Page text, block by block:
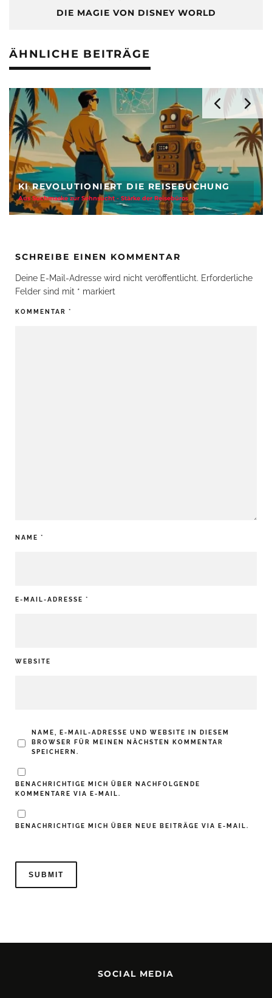
DIE MAGIE VON DISNEY WORLD
ÄHNLICHE BEITRÄGE
KI REVOLUTIONIERT DIE REISEBUCHUNG
Aus Suchmaske zur Sehnsucht - Stärke der Reisebüros
SCHREIBE EINEN KOMMENTAR
Deine E-Mail-Adresse wird nicht veröffentlicht. Erforderliche
Felder sind mit * markiert
KOMMENTAR *
NAME *
E-MAIL-ADRESSE *
WEBSITE
NAME, E-MAIL-ADRESSE UND WEBSITE IN DIESEM
BROWSER FÜR MEINEN NÄCHSTEN KOMMENTAR
SPEICHERN.
BENACHRICHTIGE MICH ÜBER NACHFOLGENDE
KOMMENTARE VIA E-MAIL.
BENACHRICHTIGE MICH ÜBER NEUE BEITRÄGE VIA E-MAIL.
SOCIAL MEDIA